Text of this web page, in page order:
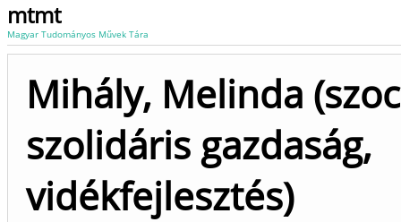
mtmt
Magyar Tudományos Művek Tára
Mihály, Melinda
szolidáris gazdaság,
vidékfejlesztés)